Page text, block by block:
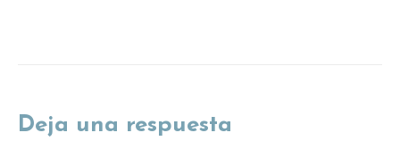
Deja una respuesta